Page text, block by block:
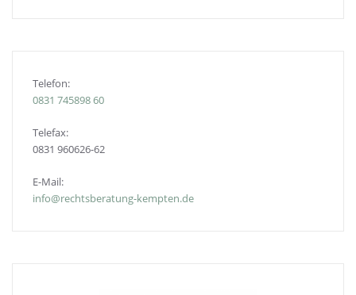
Telefon:
0831 745898 60
Telefax:
0831 960626-62
E-Mail:
info@rechtsberatung-kempten.de